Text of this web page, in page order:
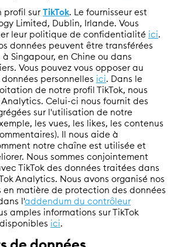
profil sur TikTok. Le fournisseur est
Limited, Dublin, Irlande. Vous
leur politique de confidentialité ici.
données peuvent être transférées
Singapour, en Chine ou dans
Vous pouvez vous opposer au
personnelles ici. Dans le
de notre profil TikTok, nous
Analytics. Celui-ci nous fournit des
sur l'utilisation de notre
les vues, les likes, les contenus
Il nous aide à
notre chaîne est utilisée et
Nous sommes conjointement
TikTok des données traitées dans
Analytics. Nous avons organisé nos
en matière de protection des données
l'addendum du contrôleur
amples informations sur TikTok
ici.